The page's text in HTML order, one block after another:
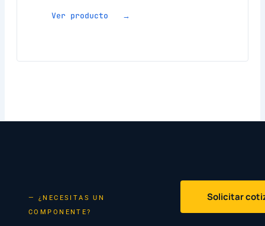
Ver producto →
— ¿NECESITAS UN
COMPONENTE?
Solicitar